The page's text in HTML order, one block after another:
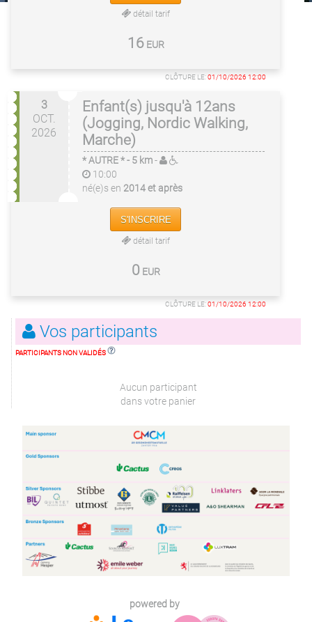
détail tarif
16 EUR
CLÔTURE LE:01/10/2026 12:00
3
OCT.
2026
Enfant(s) jusqu'à 12ans
(Jogging, Nordic Walking,
Marche)
* AUTRE *- 5 km-
10:00
né(e)s en 2014 et après
S'INSCRIRE
détail tarif
0 EUR
CLÔTURE LE:01/10/2026 12:00
Vos participants
PARTICIPANTS NON VALIDÉS
Aucun participant
dans votre panier
powered by